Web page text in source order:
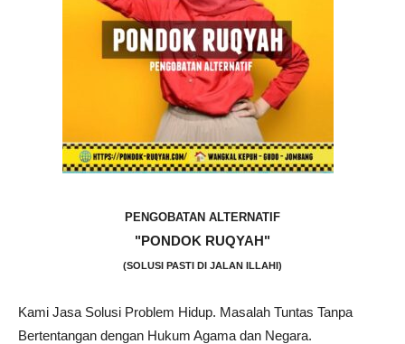
PENGOBATAN ALTERNATIF
"PONDOK RUQYAH"
(SOLUSI PASTI DI JALAN ILLAHI)
Kami Jasa Solusi Problem Hidup. Masalah Tuntas Tanpa
Bertentangan dengan Hukum Agama dan Negara.